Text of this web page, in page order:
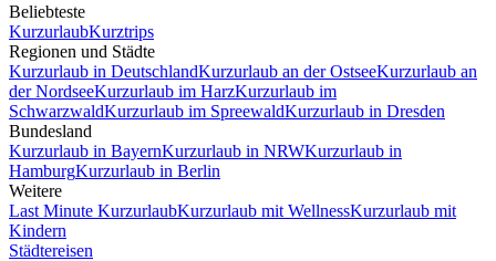
Beliebteste
KurzurlaubKurztrips
Regionen und Städte
Kurzurlaub in DeutschlandKurzurlaub an der OstseeKurzurlaub an
der NordseeKurzurlaub im HarzKurzurlaub im
SchwarzwaldKurzurlaub im SpreewaldKurzurlaub in Dresden
Bundesland
Kurzurlaub in BayernKurzurlaub in NRWKurzurlaub in
HamburgKurzurlaub in Berlin
Weitere
Last Minute KurzurlaubKurzurlaub mit WellnessKurzurlaub mit
Kindern
Städtereisen